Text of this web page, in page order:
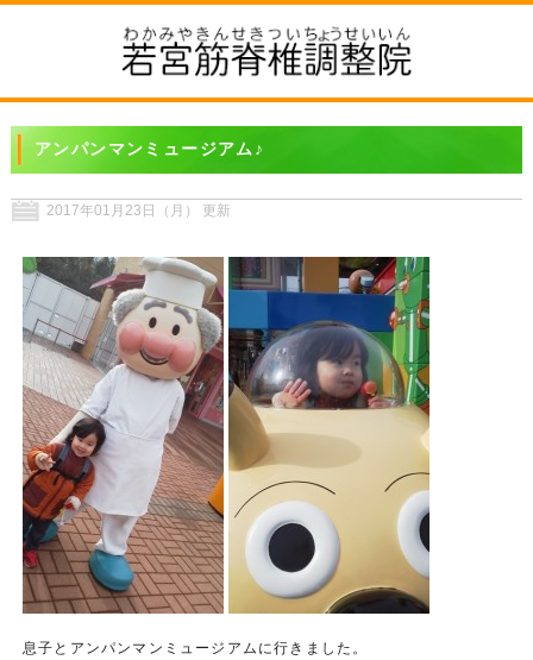
アンパンマンミュージアム♪
2017年01月23日（月） 更新
息子とアンパンマンミュージアムに行きました。